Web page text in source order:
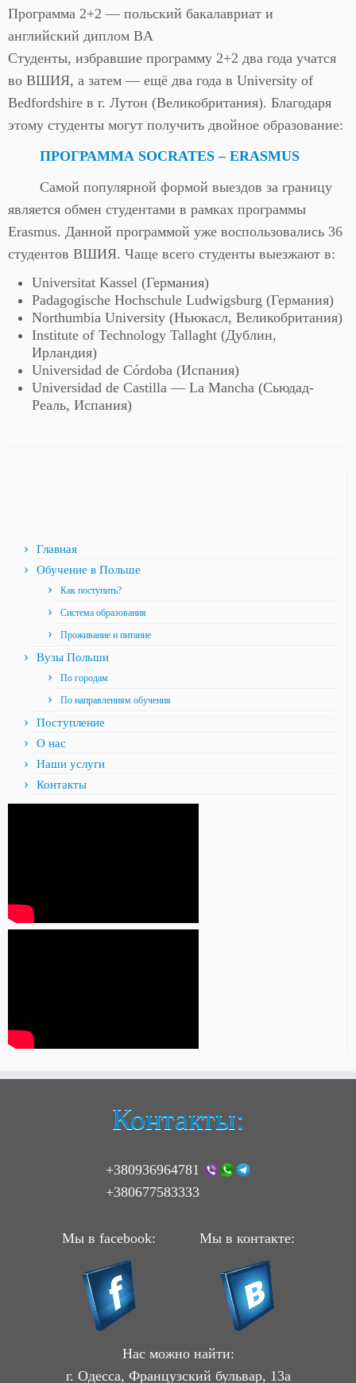
Программа 2+2 — польский бакалавриат и
английский диплом BA
Студенты, избравшие программу 2+2 два года учатся
во ВШИЯ, а затем — ещё два года в University of
Bedfordshire в г. Лутон (Великобритания). Благодаря
этому студенты могут получить двойное образование:
ПРОГРАММА SOCRATES – ERASMUS
Самой популярной формой выездов за границу
является обмен студентами в рамках программы
Erasmus. Данной программой уже воспользовались 36
студентов ВШИЯ. Чаще всего студенты выезжают в:
Universitat Kassel (Германия)
Padagogische Hochschule Ludwigsburg (Германия)
Northumbia University (Ньюкасл, Великобритания)
Institute of Technology Tallaght (Дублин,
Ирландия)
Universidad de Córdoba (Испания)
Universidad de Castilla — La Mancha (Сьюдад-
Реаль, Испания)
Главная
Обучение в Польше
Как поступить?
Система образования
Проживание и питание
Вузы Польши
По городам
По направлениям обучения
Поступление
О нас
Наши услуги
Контакты
Контакты:
+380936964781
+380677583333
Мы в facebook: Мы в контакте:
Нас можно найти:
г. Одесса, Французский бульвар, 13а